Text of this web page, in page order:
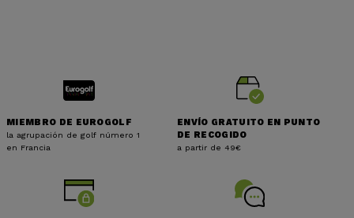
MIEMBRO DE EUROGOLF
la agrupación de golf número 1
en Francia
ENVÍO GRATUITO EN PUNTO
DE RECOGIDO
a partir de 49€